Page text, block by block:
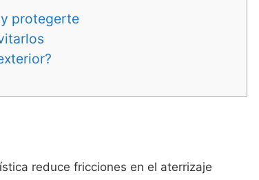
protegerte
reduce fricciones en el aterrizaje